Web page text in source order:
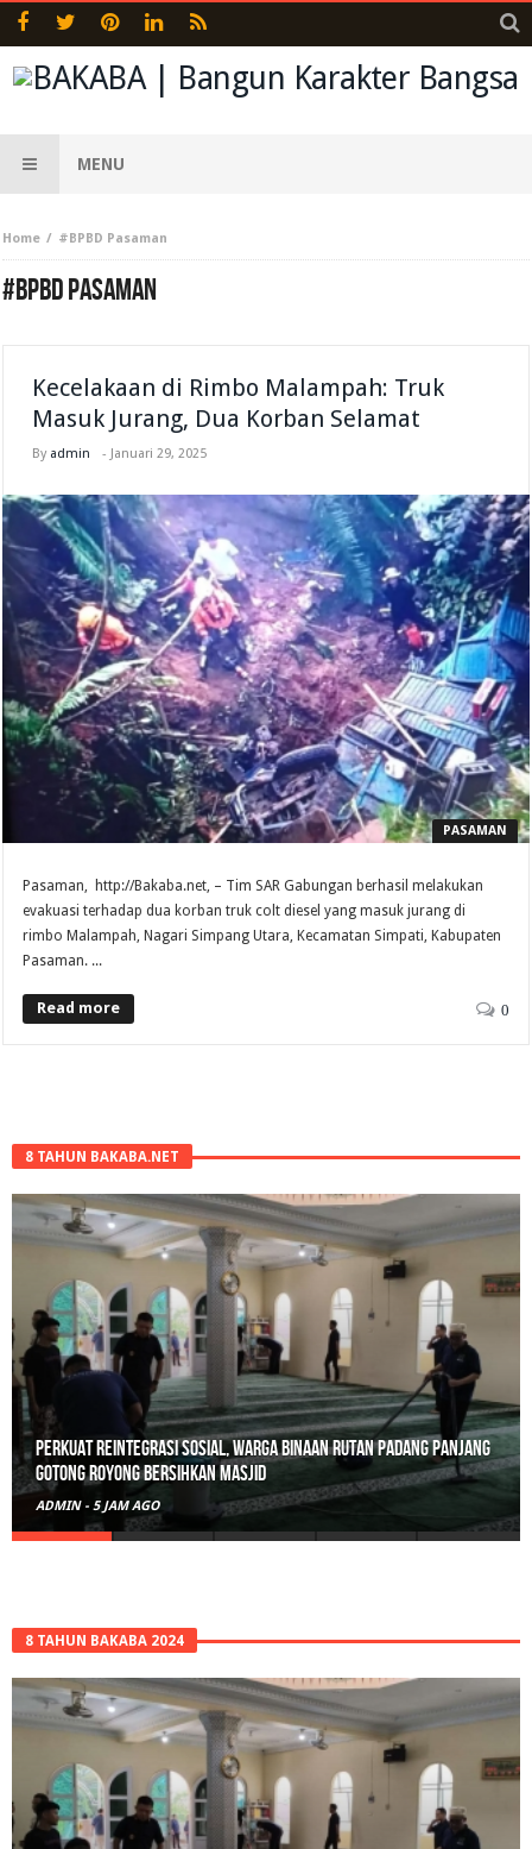
MENU
Home #BPBD Pasaman
#BPBD PASAMAN
Kecelakaan di Rimbo Malampah: Truk
Masuk Jurang, Dua Korban Selamat
By admin - Januari 29, 2025
PASAMAN
Pasaman, http://Bakaba.net, – Tim SAR Gabungan berhasil melakukan
evakuasi terhadap dua korban truk colt diesel yang masuk jurang di
rimbo Malampah, Nagari Simpang Utara, Kecamatan Simpati, Kabupaten
Pasaman. ...
Read more 0
8 TAHUN BAKABA.NET
Perkuat Reintegrasi Sosial, Warga Binaan Rutan Padang Panjang
Gotong Royong Bersihkan Masjid
ADMIN - 5 JAM AGO
8 TAHUN BAKABA 2024